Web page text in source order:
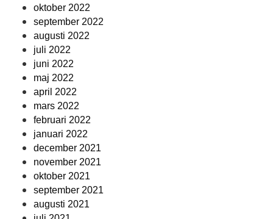
oktober 2022
september 2022
augusti 2022
juli 2022
juni 2022
maj 2022
april 2022
mars 2022
februari 2022
januari 2022
december 2021
november 2021
oktober 2021
september 2021
augusti 2021